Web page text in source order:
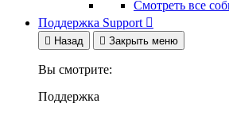
Смотреть все
Поддержка Support 
 Назад  Закрыть меню
Вы смотрите:
Поддержка